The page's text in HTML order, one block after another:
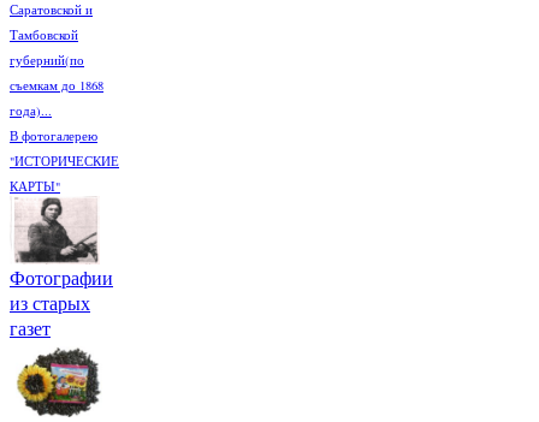
Саратовской и
Тамбовской
губерний(по
съемкам до 1868
года)...
В фотогалерею
"ИСТОРИЧЕСКИЕ
КАРТЫ"
Фотографии
из старых
газет